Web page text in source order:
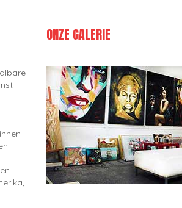
ONZE GALERIE